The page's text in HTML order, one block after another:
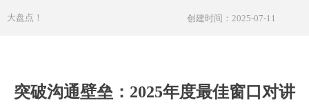
突破沟通壁垒：2025年度最佳窗口对讲
大盘点！ 创建时间： 2025-07-11